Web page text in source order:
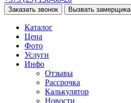
Заказать звонок Вызвать замерщика
Каталог
Цена
Фото
Услуги
Инфо
Отзывы
Рассрочка
Калькулятор
Новости